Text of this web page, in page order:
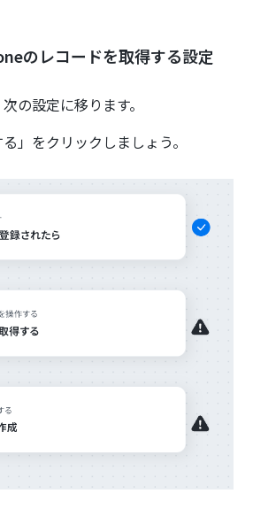
のレコードを取得する設定
の設定に移ります。
」をクリックしましょう。